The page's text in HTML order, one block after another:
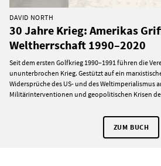
DAVID NORTH
30 Jahre Krieg: Amerikas
Weltherrschaft 1990–2020
Seit dem ersten Golfkrieg 1990–1991 führen die
ununterbrochen Krieg. Gestützt auf ein
Widersprüche des US- und des Weltimperialismus
Militärinterventionen und geopolitischen Krisen
ZUM BUCH